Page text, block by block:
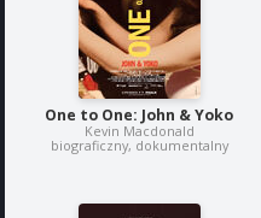
One to One: John & Yoko
Kevin Macdonald
biograficzny, dokumentalny